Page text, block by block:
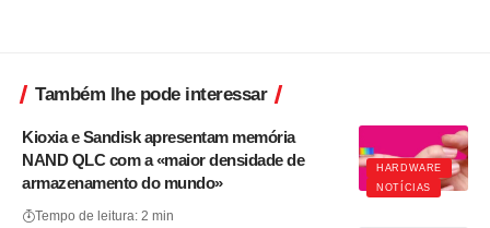
Também lhe pode interessar
HARDWARE
NOTÍCIAS
Kioxia e Sandisk apresentam memória
NAND QLC com a «maior densidade de
armazenamento do mundo»
Tempo de leitura: 2 min